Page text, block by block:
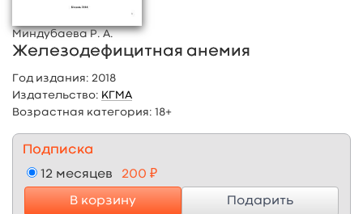
Миндубаева Р. А.
Железодефицитная анемия
Год издания: 2018
Издательство: КГМА
Возрастная категория: 18+
Подписка
12 месяцев 200 ₽
В корзину Подарить